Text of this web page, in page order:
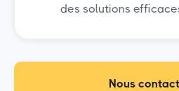
des solutions
Nous